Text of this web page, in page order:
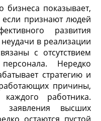
бизнеса показывает,
если признают людей
развития
в реализации
с отсутствием
Нередко
стратегию и
причины,
работника.
высших